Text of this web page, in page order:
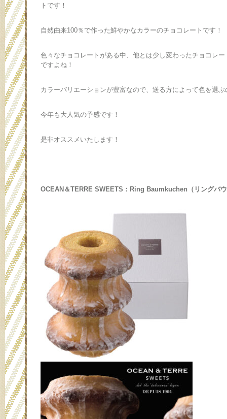
トです！
自然由来100％で作った鮮やかなカラーのチョコレートです！
色々なチョコレートがある中、他とは少し変わったチョコレ
ですよね！
カラーバリエーションが豊富なので、送る方によって色を選
今年も大人気の予感です！
是非オススメいたします！
OCEAN＆TERRE SWEETS：Ring Baumkuchen（リングバ